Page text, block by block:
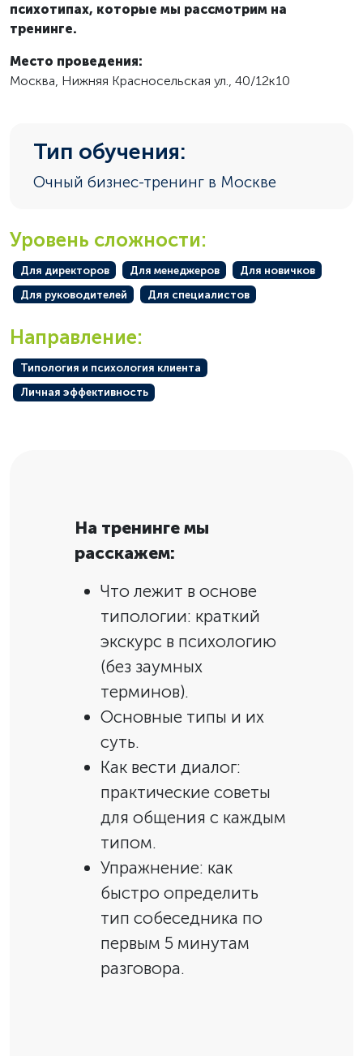
психотипах, которые мы рассмотрим на
тренинге.
Место проведения:
Москва, Нижняя Красносельская ул., 40/12к10
Тип обучения:
Очный бизнес-тренинг в Москве
Уровень сложности:
Для директоров Для менеджеров Для новичков
Для руководителей Для специалистов
Направление:
Типология и психология клиента
Личная эффективность
На тренинге мы
расскажем:
Что лежит в основе
типологии: краткий
экскурс в психологию
(без заумных
терминов).
Основные типы и их
суть.
Как вести диалог:
практические советы
для общения с каждым
типом.
Упражнение: как
быстро определить
тип собеседника по
первым 5 минутам
разговора.